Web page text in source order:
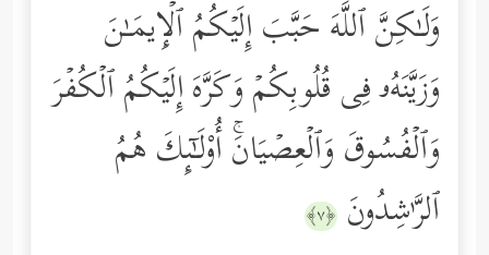
وَلَـٰكِنَّ ٱللَّهَ حَبَّبَ إِلَیۡكُمُ ٱلۡإِیمَـٰنَ
وَزَیَّنَهُۥ فِی قُلُوبِكُمۡ وَكَرَّهَ إِلَیۡكُمُ ٱلۡكُفۡرَ
وَٱلۡفُسُوقَ وَٱلۡعِصۡیَانَۚ أُوْلَـٰۤىِٕكَ هُمُ
ٱلرَّ ٰ⁠شِدُونَ ﴿٧﴾